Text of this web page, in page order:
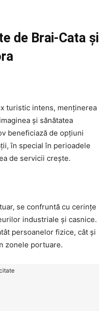
de Brai-Cata și
turistic intens, menținerea
și sănătatea
beneficiază de opțiuni
în special în perioadele
de servicii crește.
se confruntă cu cerințe
industriale și casnice.
persoanelor fizice, cât și
zonele portuare.